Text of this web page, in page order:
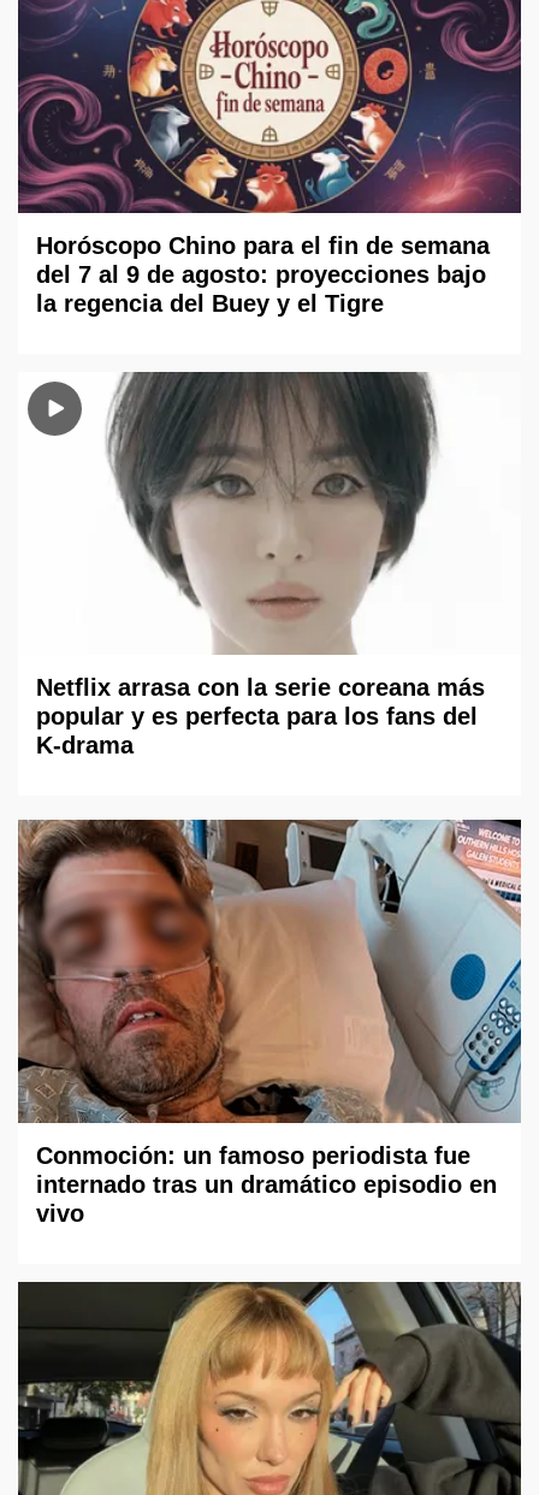
Horóscopo Chino para el fin de semana
del 7 al 9 de agosto: proyecciones bajo
la regencia del Buey y el Tigre
Netflix arrasa con la serie coreana más
popular y es perfecta para los fans del
K-drama
Conmoción: un famoso periodista fue
internado tras un dramático episodio en
vivo